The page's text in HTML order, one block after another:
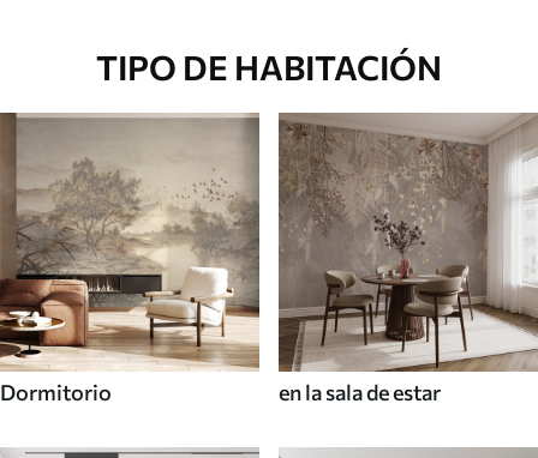
TIPO DE HABITACIÓN
Dormitorio en la sala de estar